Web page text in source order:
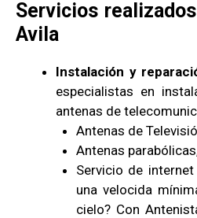
Servicios
Avila
Instalación y
especialistas en
antenas de
Antenas de
Antenas
Servicio de
una velocida
cielo? Con